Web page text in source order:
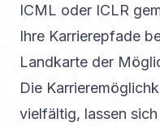
ICML oder ICLR
Ihre Karrierepfade
Landkarte der
Die
vielfältig, lassen